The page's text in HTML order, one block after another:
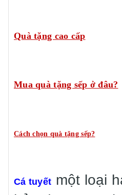
Quà tặng cao cấp
Mua quà tặng sếp ở đâu?
Cách chọn quà tặng sếp?
Cá tuyết một loại